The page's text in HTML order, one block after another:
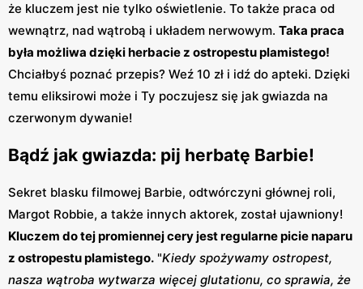
że kluczem jest nie tylko oświetlenie. To także praca od
wewnątrz, nad wątrobą i układem nerwowym. Taka praca
była możliwa dzięki herbacie z ostropestu plamistego!
Chciałbyś poznać przepis? Weź 10 zł i idź do apteki. Dzięki
temu eliksirowi może i Ty poczujesz się jak gwiazda na
czerwonym dywanie!
Bądź jak gwiazda: pij herbatę Barbie!
Sekret blasku filmowej Barbie, odtwórczyni głównej roli,
Margot Robbie, a także innych aktorek, został ujawniony!
Kluczem do tej promiennej cery jest regularne picie naparu
z ostropestu plamistego. "Kiedy spożywamy ostropest,
nasza wątroba wytwarza więcej glutationu, co sprawia, że